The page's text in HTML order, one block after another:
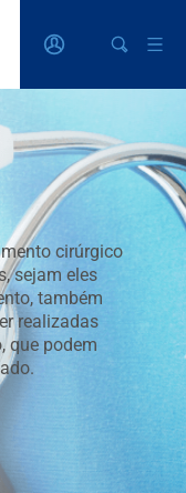
cirúrgico
sejam eles
também
realizadas
que podem